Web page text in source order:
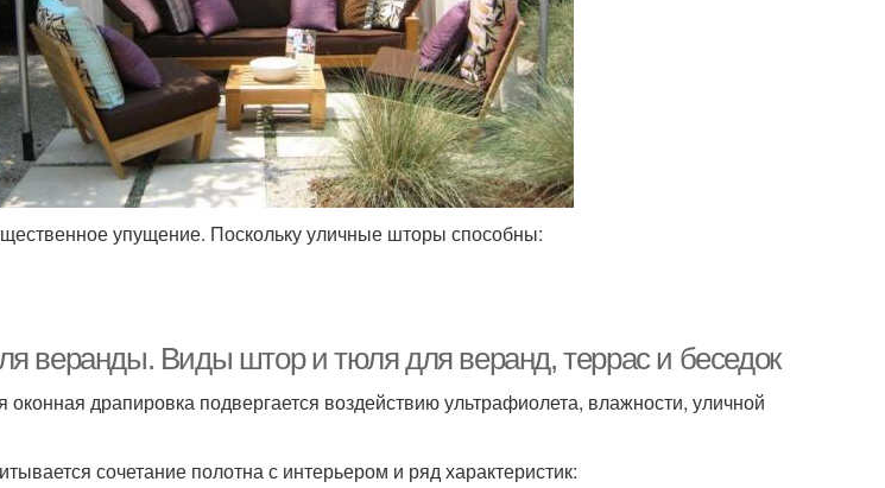
упущение. Поскольку уличные шторы способны:
веранды. Виды штор и тюля для веранд, террас и беседок
оконная драпировка подвергается воздействию ультрафиолета, влажности, уличной
сочетание полотна с интерьером и ряд характеристик: